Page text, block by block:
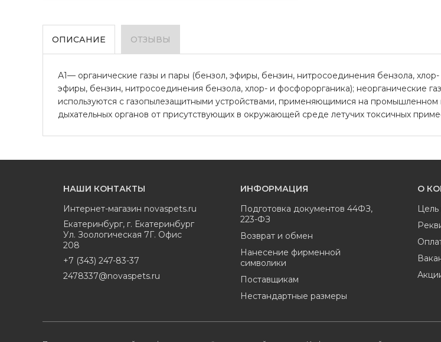
ОПИСАНИЕ ОТЗЫВЫ
А1— органические газы и пары (бензол, эфиры, бензин, нитросоединения бензола,
эфиры, бензин, нитросоединения бензола, хлор- и фосфорорганика); неорганические
используются с газопылезащитными устройствами, применяющимися на промышленном
дыхательных органов от присутствующих в окружающей среде летучих токсичных
НАШИ КОНТАКТЫ
Интернет-магазин novaspets.ru
Екатеринбург, г. Екатеринбург
Ул. Зоологическая 7Г. Офис
208
+7 (343) 247-83-37
2478337@novaspets.ru
ИНФОРМАЦИЯ
Подготовка документов 44ФЗ,
223-ФЗ
Возврат и обмен
Нанесение фирменной
символики
Поставщикам
Нестандартные размеры
О
Цель